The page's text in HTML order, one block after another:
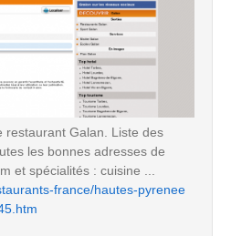
restaurant Galan. Liste des
les bonnes adresses de
et spécialités : cuisine ...
france/hautes-pyrenee